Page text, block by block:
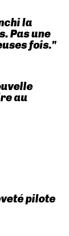
la
Pas une
fois."
au
pilote